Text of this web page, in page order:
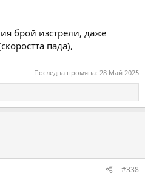
брой изстрели, даже
пада),
Последна промяна: 28 Май 2025
#338